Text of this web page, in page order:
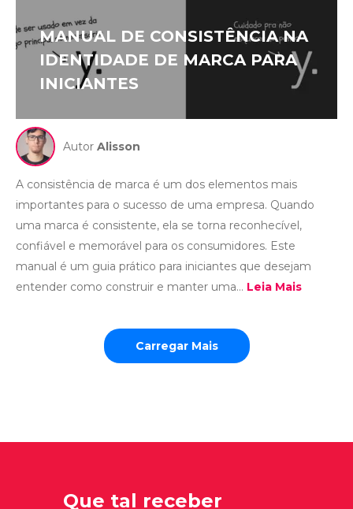
MANUAL DE CONSISTÊNCIA NA
IDENTIDADE DE MARCA PARA
INICIANTES
Autor Alisson
A consistência de marca é um dos elementos mais
importantes para o sucesso de uma empresa. Quando
uma marca é consistente, ela se torna reconhecível,
confiável e memorável para os consumidores. Este
manual é um guia prático para iniciantes que desejam
entender como construir e manter uma... Leia Mais
Carregar Mais
Que tal receber